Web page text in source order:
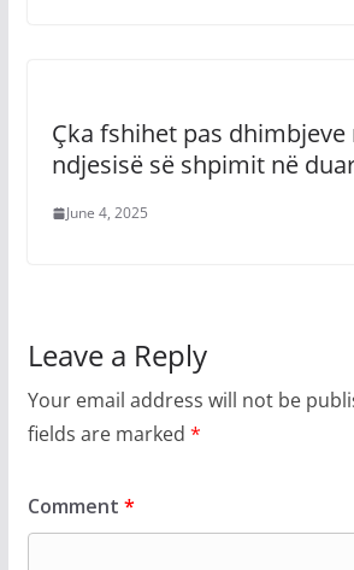
Çka fshihet pas
ndjesisë së shpimit në
June 4, 2025
Leave a Reply
Your email address will not be
fields are marked *
Comment *